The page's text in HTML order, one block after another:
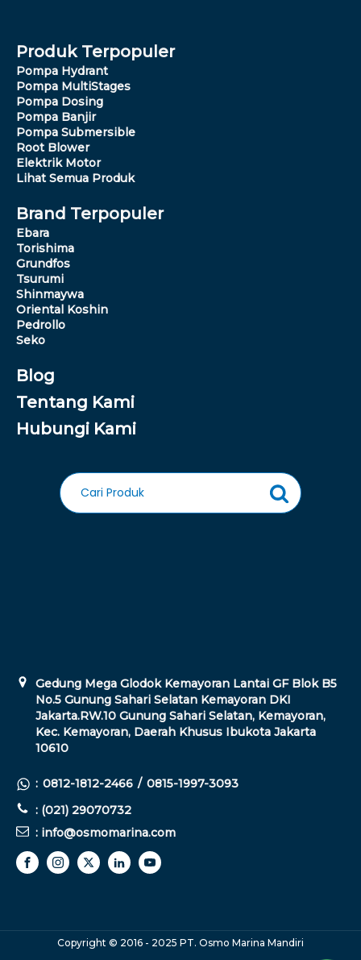
Produk Terpopuler
Pompa Hydrant
Pompa MultiStages
Pompa Dosing
Pompa Banjir
Pompa Submersible
Root Blower
Elektrik Motor
Lihat Semua Produk
Brand Terpopuler
Ebara
Torishima
Grundfos
Tsurumi
Shinmaywa
Oriental Koshin
Pedrollo
Seko
Blog
Tentang Kami
Hubungi Kami
Gedung Mega Glodok Kemayoran Lantai GF Blok B5
No.5 Gunung Sahari Selatan Kemayoran DKI
Jakarta.RW.10 Gunung Sahari Selatan, Kemayoran,
Kec. Kemayoran, Daerah Khusus Ibukota Jakarta
10610
: 0812-1812-2466 / 0815-1997-3093
: (021) 29070732
: info@osmomarina.com
Copyright © 2016 - 2025 PT. Osmo Marina Mandiri